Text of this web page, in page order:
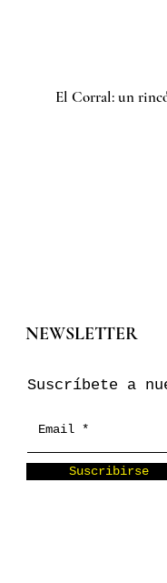
El Corral: un
NEWSLETTER
Suscríbete a
Suscribirse